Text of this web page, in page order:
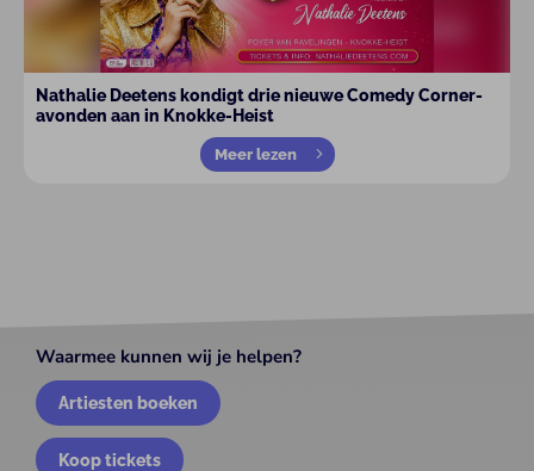
Nathalie Deetens kondigt drie nieuwe Comedy Corner-
avonden aan in Knokke-Heist
Meer lezen
Waarmee kunnen wij je helpen?
Artiesten boeken
Koop tickets